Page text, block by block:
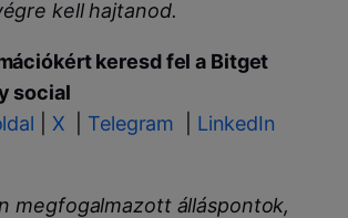
kell hajtanod.
keresd fel a Bitget
social
X Telegram
LinkedIn
megfogalmazott álláspontok,